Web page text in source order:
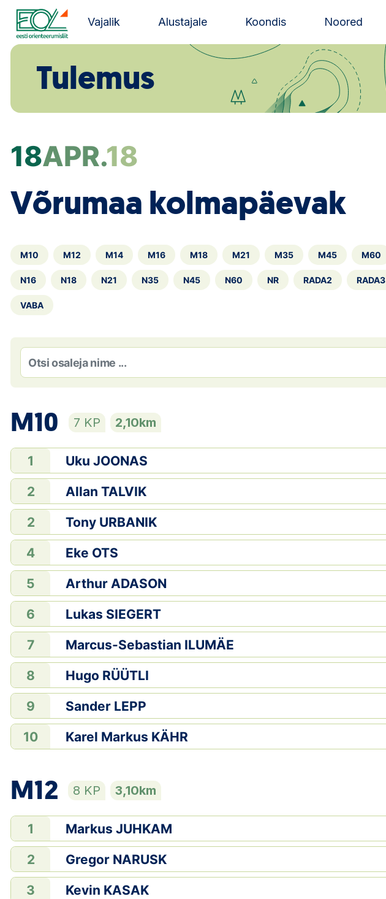
Liigu
juurde
Estonian Orienteering Federation
Vajalik Alustajale Koondis Noored
Tulemus
18APR.18
Võrumaa kolmapäevak
M10 M12 M14 M16 M18 M21 M35 M45 M60
N16 N18 N21 N35 N45 N60 NR RADA2 RADA3
VABA
M10 7 KP 2,10km
1 Uku JOONAS
2 Allan TALVIK
2 Tony URBANIK
4 Eke OTS
5 Arthur ADASON
6 Lukas SIEGERT
7 Marcus-Sebastian ILUMÄE
8 Hugo RÜÜTLI
9 Sander LEPP
10 Karel Markus KÄHR
M12 8 KP 3,10km
1 Markus JUHKAM
2 Gregor NARUSK
3 Kevin KASAK